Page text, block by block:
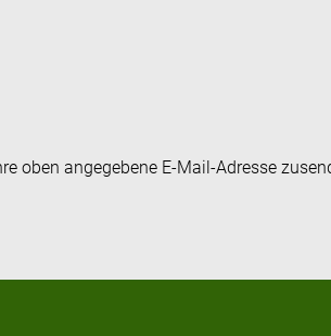
oben angegebene E-Mail-Adresse